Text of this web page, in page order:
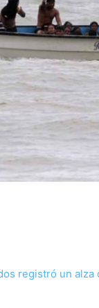
registró un